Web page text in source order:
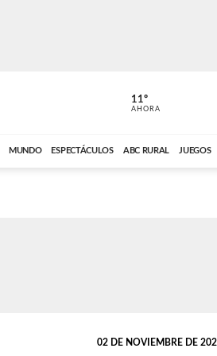
ABC CARDINAL
11º
AHORA
MUNDO ESPECTÁCULOS ABC RURAL JUEGOS
02 DE NOVIEMBRE DE